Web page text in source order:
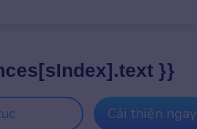
}}
Cải thiện ngay